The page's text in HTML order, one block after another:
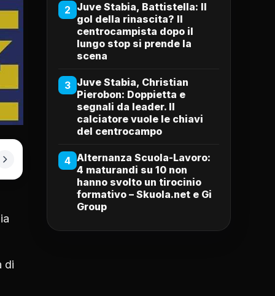
di
2 Juve Stabia, Battistella: Il
gol della rinascita? Il
centrocampista dopo il
lungo stop si prende la
scena
3 Juve Stabia, Christian
Pierobon: Doppietta e
segnali da leader. Il
calciatore vuole le chiavi
del centrocampo
4 Alternanza Scuola-Lavoro:
4 maturandi su 10 non
hanno svolto un tirocinio
formativo – Skuola.net e Gi
Group